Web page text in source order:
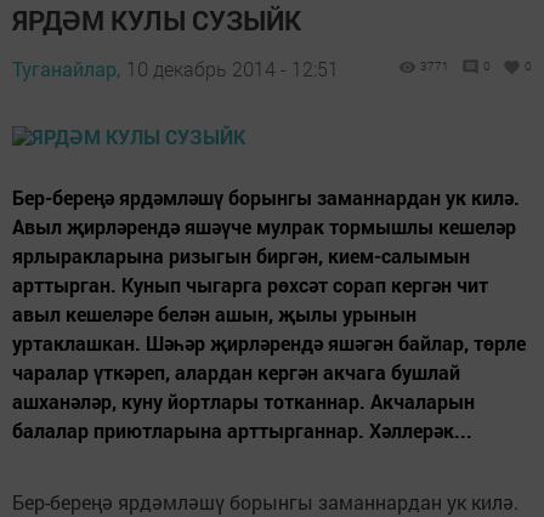
ЯРДӘМ КУЛЫ СУЗЫЙК
Туганайлар, 10 декабрь 2014 - 12:51 3771 0 0
Бер-береңә ярдәмләшү борынгы заманнардан ук килә.
Авыл җирләрендә яшәүче мулрак тормышлы кешеләр
ярлыракларына ризыгын биргән, кием-салымын
арттырган. Кунып чыгарга рөхсәт сорап кергән чит
авыл кешеләре белән ашын, җылы урынын
уртаклашкан. Шәһәр җирләрендә яшәгән байлар, төрле
чаралар үткәреп, алардан кергән акчага бушлай
ашханәләр, куну йортлары тотканнар. Акчаларын
балалар приютларына арттырганнар. Хәллерәк...
Бер-береңә ярдәмләшү борынгы заманнардан ук килә.